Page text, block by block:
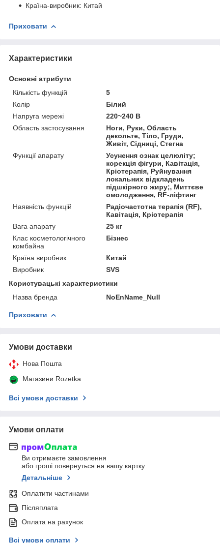
Країна-виробник: Китай
Приховати
Характеристики
Основні атрибути
Кількість функцій
5
Колір
Білий
Напруга мережі
220~240 В
Область застосування
Ноги, Руки, Область
декольте, Тіло, Груди,
Живіт, Сідниці, Стегна
Функції апарату
Усунення ознак целюліту;
корекція фігури, Кавітація,
Кріотерапія, Руйнування
локальних відкладень
підшкірного жиру;, Миттєве
омолодження, RF-ліфтинг
Наявність функцій
Радіочастотна терапія (RF),
Кавітація, Кріотерапія
Вага апарату
25 кг
Клас косметологічного
комбайна
Бізнес
Країна виробник
Китай
Виробник
SVS
Користувацькі характеристики
Назва бренда
NoEnName_Null
Приховати
Умови доставки
Нова Пошта
Магазини Rozetka
Всі умови доставки
Умови оплати
Ви отримаєте замовлення
або гроші повернуться на вашу картку
Детальніше
Оплатити частинами
Післяплата
Оплата на рахунок
Всі умови оплати